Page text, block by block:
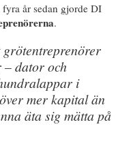
år sedan gjorde DI
.
– dator och
i
mer kapital än
äta sig mätta på